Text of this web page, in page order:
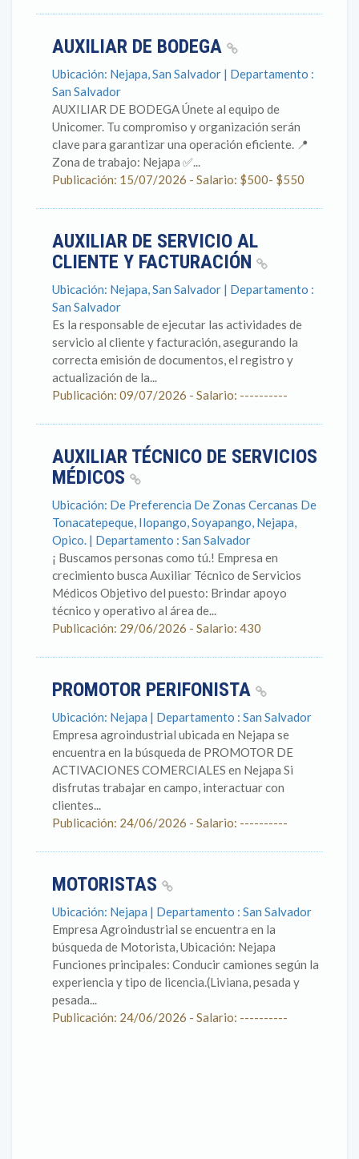
AUXILIAR DE BODEGA
Ubicación: Nejapa, San Salvador | Departamento :
San Salvador
AUXILIAR DE BODEGA Únete al equipo de
Unicomer. Tu compromiso y organización serán
clave para garantizar una operación eficiente. 📍
Zona de trabajo: Nejapa ✅...
Publicación: 15/07/2026 - Salario: $500- $550
AUXILIAR DE SERVICIO AL
CLIENTE Y FACTURACIÓN
Ubicación: Nejapa, San Salvador | Departamento :
San Salvador
Es la responsable de ejecutar las actividades de
servicio al cliente y facturación, asegurando la
correcta emisión de documentos, el registro y
actualización de la...
Publicación: 09/07/2026 - Salario: ----------
AUXILIAR TÉCNICO DE SERVICIOS
MÉDICOS
Ubicación: De Preferencia De Zonas Cercanas De
Tonacatepeque, Ilopango, Soyapango, Nejapa,
Opico. | Departamento : San Salvador
¡ Buscamos personas como tú.! Empresa en
crecimiento busca Auxiliar Técnico de Servicios
Médicos Objetivo del puesto: Brindar apoyo
técnico y operativo al área de...
Publicación: 29/06/2026 - Salario: 430
PROMOTOR PERIFONISTA
Ubicación: Nejapa | Departamento : San Salvador
Empresa agroindustrial ubicada en Nejapa se
encuentra en la búsqueda de PROMOTOR DE
ACTIVACIONES COMERCIALES en Nejapa Si
disfrutas trabajar en campo, interactuar con
clientes...
Publicación: 24/06/2026 - Salario: ----------
MOTORISTAS
Ubicación: Nejapa | Departamento : San Salvador
Empresa Agroindustrial se encuentra en la
búsqueda de Motorista, Ubicación: Nejapa
Funciones principales: Conducir camiones según la
experiencia y tipo de licencia.(Liviana, pesada y
pesada...
Publicación: 24/06/2026 - Salario: ----------